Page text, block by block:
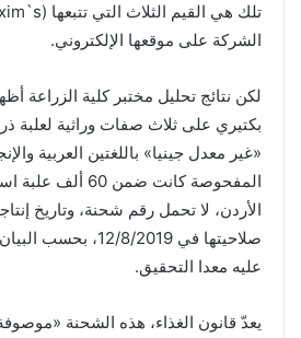
الشركة على موقعها الإلكتروني.
لكن نتائج تحليل مختبر كلية الزراعة
بكتيري على ثلاث صفات وراثية لعلبة
«غير معدل جينيا» باللغتين العربية
المفحوصة كانت ضمن
صلاحيتها في 12/8/
عليه معدا التحقيق.
يعدّ قانون الغذاء، هذه الشحنة